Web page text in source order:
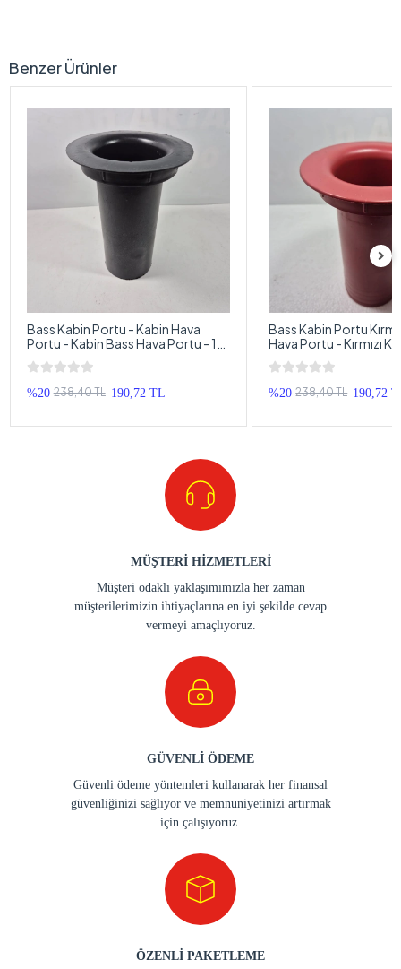
Benzer Ürünler
Bass Kabin Portu - Kabin Hava
Portu - Kabin Bass Hava Portu - 1
%20 238,40 TL 190,72 TL
Bass Kabin Portu
Hava Portu - Kırmızı
%20 238,40 TL 190,72
MÜŞTERİ HİZMETLERİ
Müşteri odaklı yaklaşımımızla her zaman
müşterilerimizin ihtiyaçlarına en iyi şekilde cevap
vermeyi amaçlıyoruz.
GÜVENLİ ÖDEME
Güvenli ödeme yöntemleri kullanarak her finansal
güvenliğinizi sağlıyor ve memnuniyetinizi artırmak
için çalışıyoruz.
ÖZENLİ PAKETLEME